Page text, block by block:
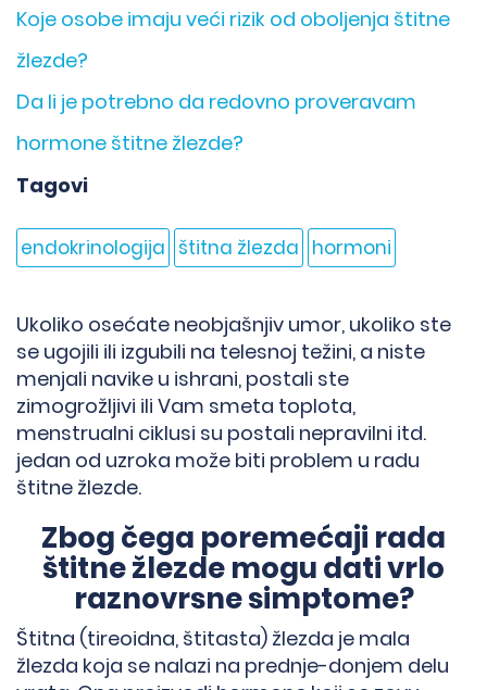
Koje osobe imaju veći rizik od oboljenja štitne
žlezde?
Da li je potrebno da redovno proveravam
hormone štitne žlezde?
Tagovi
endokrinologija štitna žlezda hormoni
Ukoliko osećate neobjašnjiv umor, ukoliko ste
se ugojili ili izgubili na telesnoj težini, a niste
menjali navike u ishrani, postali ste
zimogrožljivi ili Vam smeta toplota,
menstrualni ciklusi su postali nepravilni itd.
jedan od uzroka može biti problem u radu
štitne žlezde.
Zbog čega poremećaji rada
štitne žlezde mogu dati vrlo
raznovrsne simptome?
Štitna (tireoidna, štitasta) žlezda je mala
žlezda koja se nalazi na prednje-donjem delu